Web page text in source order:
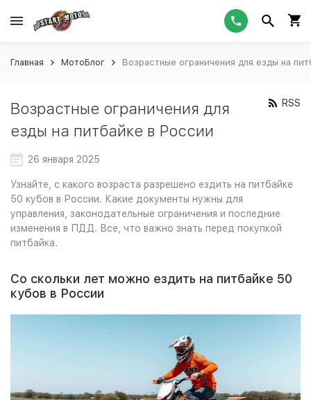
Главная МотоБлог Возрастные ограничения для езды на
Возрастные ограничения для
езды на питбайке в России
RSS
26 января 2025
Узнайте, с какого возраста разрешено ездить на питбайке
50 кубов в России. Какие документы нужны для
управления, законодательные ограничения и последние
изменения в ПДД. Все, что важно знать перед покупкой
питбайка.
Со скольки лет можно ездить на питбайке 50
кубов в России